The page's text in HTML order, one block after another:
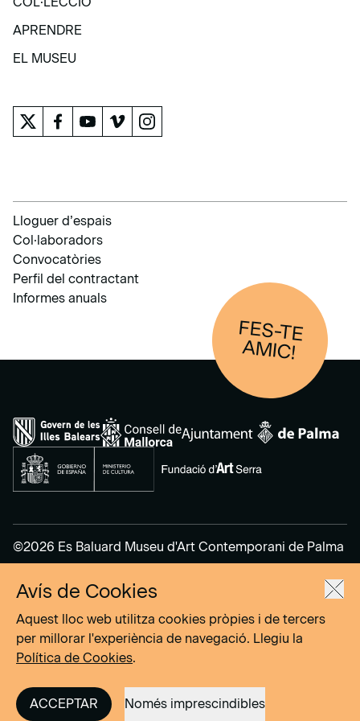
COL·LECCIÓ
APRENDRE
APRENDRE
EL MUSEU
Lloguer d’espais
Col·laboradors
Convocatòries
Perfil del contractant
Informes anuals
FES-TE
AM
IC!
©2026 Es Baluard Museu d'Art Contemporani de Palma
Avís legal
Política de privacitat
Política de cookies
Site byDOMO–A
Avís de Cookies
Aquest lloc web utilitza cookies pròpies i de tercers
per millorar l'experiència de navegació. Llegiu la
Política de Cookies.
ACCEPTAR Només imprescindibles